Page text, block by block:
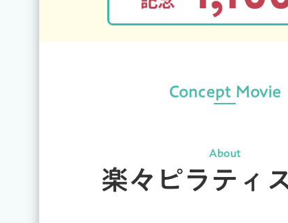
Concept Movie
About
楽々ピラティ